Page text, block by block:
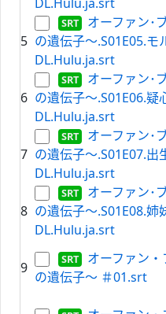
5
オーファン･
の遺伝子～.S01E05.モ
DL.Hulu.ja.srt
6
オーファン･
の遺伝子～.S01E06.疑
DL.Hulu.ja.srt
7
オーファン･
の遺伝子～.S01E07.出
DL.Hulu.ja.srt
8
オーファン･
の遺伝子～.S01E08.姉
DL.Hulu.ja.srt
9
オーファン
の遺伝子～ ＃01.srt